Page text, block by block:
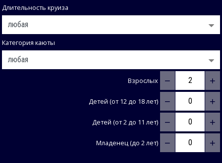
Длительность круиза
Категория каюты
Взрослых − +
Детей (от 12 до 18 лет) − +
Детей (от 2 до 11 лет) − +
Младенец (до 2 лет) − +